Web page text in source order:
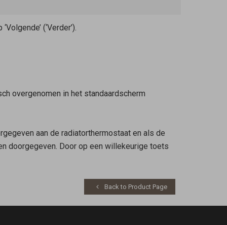
(‘Verder’).
overgenomen in het standaardscherm
aan de radiatorthermostaat en als de
doorgegeven. Door op een willekeurige toets
Back to Product Page